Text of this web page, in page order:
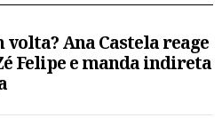
volta? Ana Castela reage
Felipe e manda indireta